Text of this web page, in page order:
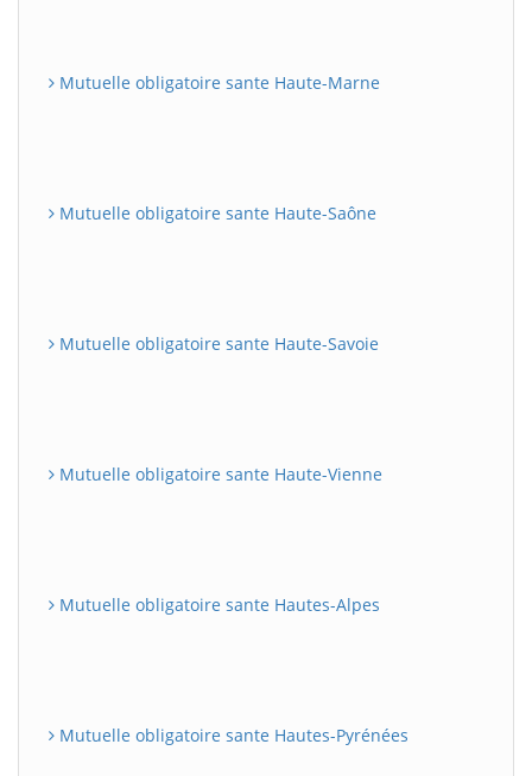
Mutuelle obligatoire sante Haute-Marne
Mutuelle obligatoire sante Haute-Saône
Mutuelle obligatoire sante Haute-Savoie
Mutuelle obligatoire sante Haute-Vienne
Mutuelle obligatoire sante Hautes-Alpes
Mutuelle obligatoire sante Hautes-Pyrénées